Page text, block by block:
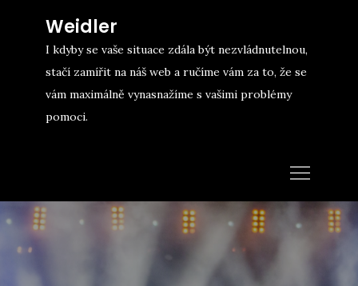
content
Weidler
I kdyby se vaše situace zdála být nezvládnutelnou,
stačí zamířit na náš web a ručíme vám za to, že se
vám maximálně vynasnažíme s vašimi problémy
pomoci.